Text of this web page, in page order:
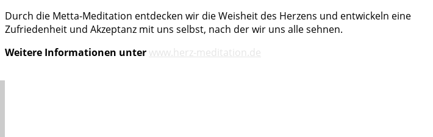
Durch die Metta-Meditation entdecken wir die Weisheit des Herzens und entwickeln eine
Zufriedenheit und Akzeptanz mit uns selbst, nach der wir uns alle sehnen.
Weitere Informationen unter www.herz-meditation.de